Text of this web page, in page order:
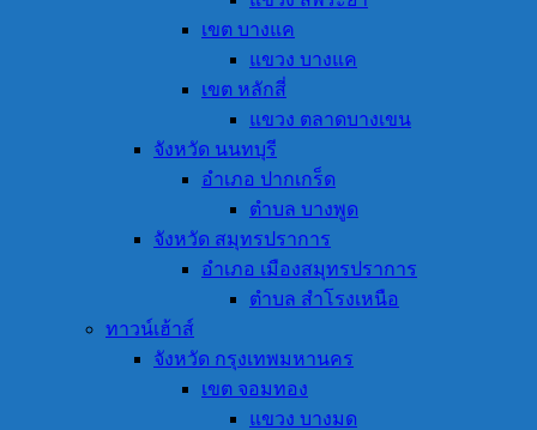
เขต บางแค
แขวง บางแค
เขต หลักสี่
แขวง ตลาดบางเขน
จังหวัด นนทบุรี
อำเภอ ปากเกร็ด
ตำบล บางพูด
จังหวัด สมุทรปราการ
อำเภอ เมืองสมุทรปราการ
ตำบล สำโรงเหนือ
ทาวน์เฮ้าส์
จังหวัด กรุงเทพมหานคร
เขต จอมทอง
แขวง บางมด